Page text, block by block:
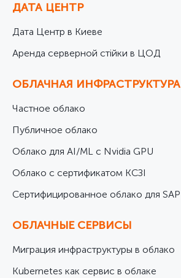
ДАТА ЦЕНТР
Дата Центр в Киеве
Аренда серверной стійки в ЦОД
ОБЛАЧНАЯ ИНФРАСТРУКТУРА
Частное облако
Публичное облако
Облако для AI/ML с Nvidia GPU
Облако с сертификатом КСЗІ
Cертифицированное облако для SAP
ОБЛАЧНЫЕ СЕРВИСЫ
Миграция инфраструктуры в облако
Kubernetes как сервис в облаке